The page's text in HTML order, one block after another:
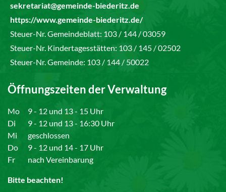
sekretariat@gemeinde-biederitz.de
https://www.gemeinde-biederitz.de/
Steuer-Nr. Gemeindeblatt: 103 / 144 / 03059
Steuer-Nr. Kindertagesstätten: 103 / 145 / 02502
Steuer-Nr. Gemeinde: 103 / 144 / 50022
Öffnungszeiten der Verwaltung
Mo
9 - 12 und 13 - 15 Uhr
Di
9 - 12 und 13 - 16:30 Uhr
Mi
geschlossen
Do
9 - 12 und 14 - 17 Uhr
Fr
nach Vereinbarung
Bitte beachten!